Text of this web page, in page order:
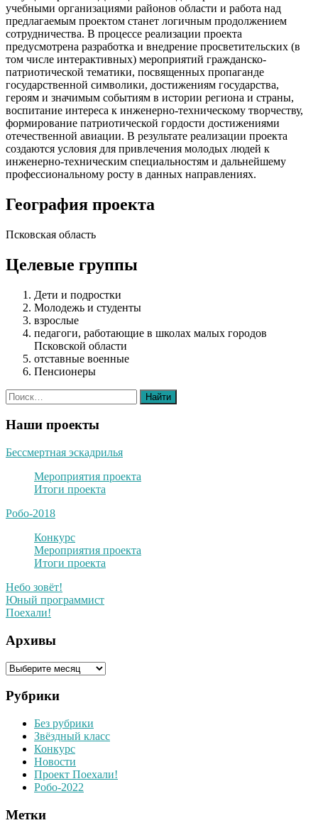
учебными организациями районов области и работа над
предлагаемым проектом станет логичным продолжением
сотрудничества. В процессе реализации проекта
предусмотрена разработка и внедрение просветительских (в
том числе интерактивных) мероприятий гражданско-
патриотической тематики, посвященных пропаганде
государственной символики, достижениям государства,
героям и значимым событиям в истории региона и страны,
воспитание интереса к инженерно-техническому творчеству,
формирование патриотической гордости достижениями
отечественной авиации. В результате реализации проекта
создаются условия для привлечения молодых людей к
инженерно-техническим специальностям и дальнейшему
профессиональному росту в данных направлениях.
География проекта
Псковская область
Целевые группы
Дети и подростки
Молодежь и студенты
взрослые
педагоги, работающие в школах малых городов
Псковской области
отставные военные
Пенсионеры
Наши проекты
Бессмертная эскадрилья
Мероприятия проекта
Итоги проекта
Робо-2018
Конкурс
Мероприятия проекта
Итоги проекта
Небо зовёт!
Юный программист
Поехали!
Архивы
Архивы
Рубрики
Без рубрики
Звёздный класс
Конкурс
Новости
Проект Поехали!
Робо-2022
Метки